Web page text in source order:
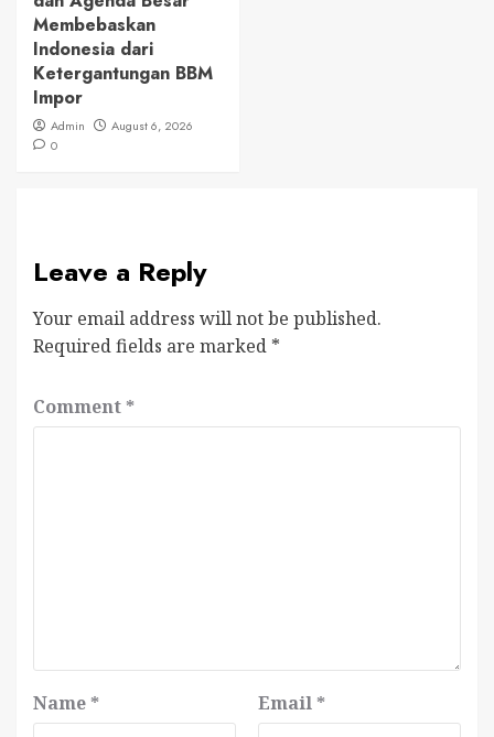
Membebaskan
Indonesia dari
Ketergantungan BBM
Impor
Admin
August 6, 2026
0
Leave a Reply
Your email address will not be published.
Required fields are marked *
Comment *
Name * Email *